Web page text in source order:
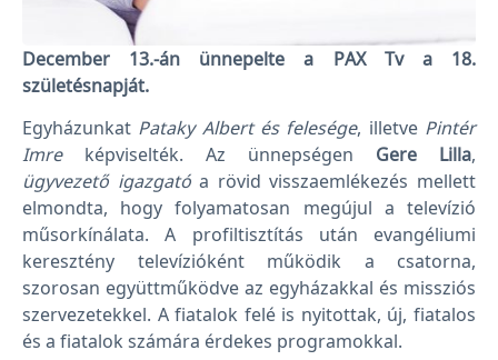
December 13.-án ünnepelte a PAX Tv a 18.
születésnapját.
Egyházunkat Pataky Albert és felesége, illetve Pintér
Imreképviselték. Az ünnepségen Gere Lilla,
ügyvezető igazgatóa rövid visszaemlékezés mellett
elmondta, hogy folyamatosan megújul a televízió
műsorkínálata. A profiltisztítás után evangéliumi
keresztény televízióként működik a csatorna,
szorosan együttműködve az egyházakkal és missziós
szervezetekkel. A fiatalok felé is nyitottak, új, fiatalos
és a fiatalok számára érdekes programokkal.